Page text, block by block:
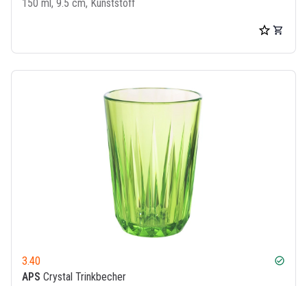
150 ml, 9.5 cm, Kunststoff
3.40 check_circle
APS Crystal Trinkbecher